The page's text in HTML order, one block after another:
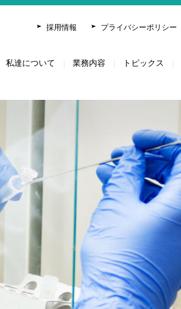
社会活動 会社概要
採用情報 プライバシーポリシー
私達について 業務内容 トピックス